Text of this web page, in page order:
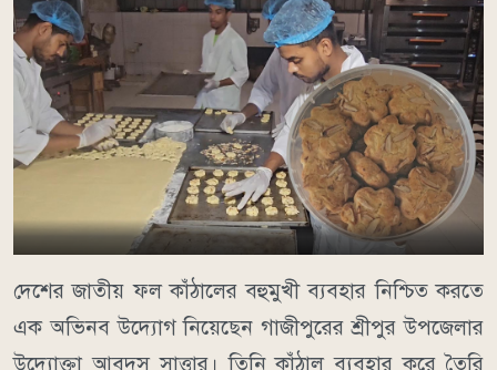
দেশের জাতীয় ফল কাঁঠালের বহুমুখী ব্যবহার নিশ্চিত করতে
এক অভিনব উদ্যোগ নিয়েছেন গাজীপুরের শ্রীপুর উপজেলার
উদ্যোক্তা আবদুস সাত্তার। তিনি কাঁঠাল ব্যবহার করে তৈরি